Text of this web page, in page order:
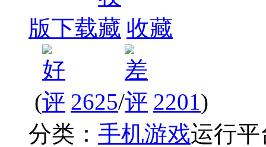
版下载 收藏
( 2625/ 2201 )
分类： 手机游戏运行平